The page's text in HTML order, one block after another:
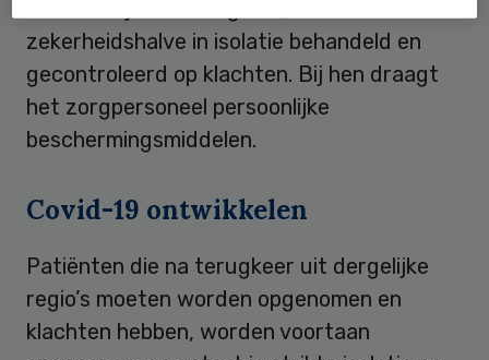
zekerheidshalve in isolatie behandeld en
gecontroleerd op klachten. Bij hen draagt
het zorgpersoneel persoonlijke
beschermingsmiddelen.
Covid-19 ontwikkelen
Patiënten die na terugkeer uit dergelijke
regio’s moeten worden opgenomen en
klachten hebben, worden voortaan